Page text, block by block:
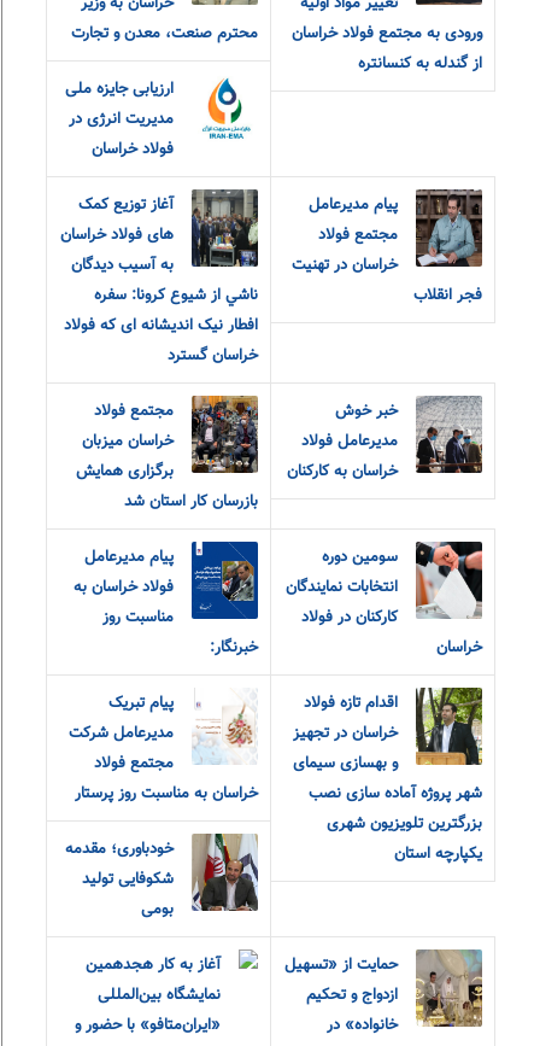
ورودی به مجتمع فولاد خراسان
از گندله به کنسانتره
محترم صنعت، معدن و تجارت
ارزیابی جایزه ملی
مدیریت انرژی در
فولاد خراسان
پیام مدیرعامل
مجتمع فولاد
خراسان در تهنیت
فجر انقلاب
آغاز توزیع کمک
های فولاد خراسان
به آسيب ديدگان
ناشي از شيوع كرونا: سفره
افطار نیک اندیشانه ای که فولاد
خراسان گسترد
خبر خوش
مدیرعامل فولاد
خراسان به کارکنان
مجتمع فولاد
خراسان میزبان
برگزاری همایش
بازرسان کار استان شد
سومین دوره
انتخابات نمایندگان
کارکنان در فولاد
خراسان
پیام مدیرعامل
فولاد خراسان به
مناسبت روز
خبرنگار:
اقدام تازه فولاد
خراسان در تجهیز
و بهسازی سیمای
شهر پروژه آماده سازی نصب
بزرگترین تلویزیون شهری
یکپارچه استان
پیام تبریک
مدیرعامل شرکت
مجتمع فولاد
خراسان به مناسبت روز پرستار
خودباوری؛ مقدمه
شکوفایی تولید
بومی
حمایت از «تسهیل
ازدواج و تحکیم
خانواده» در
آغاز به کار هجدهمین
نمایشگاه بین‌المللی
«ایران‌متافو» با حضور و